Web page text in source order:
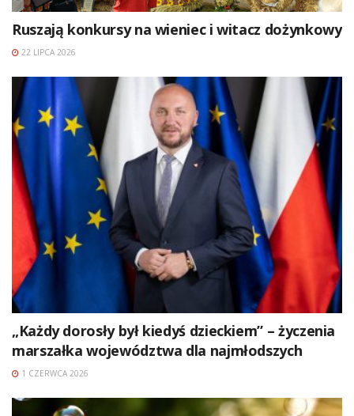
Ruszają konkursy na wieniec i witacz dożynkowy
22 LIPCA 2026
„Każdy dorosły był kiedyś dzieckiem” – życzenia
marszałka województwa dla najmłodszych
1 CZERWCA 2026